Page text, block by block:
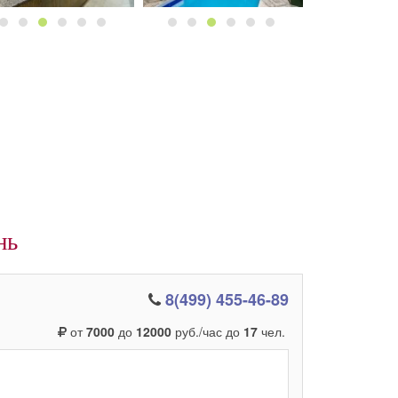
8(499) 455-46-89
от7000до 12000руб./час до 17чел.